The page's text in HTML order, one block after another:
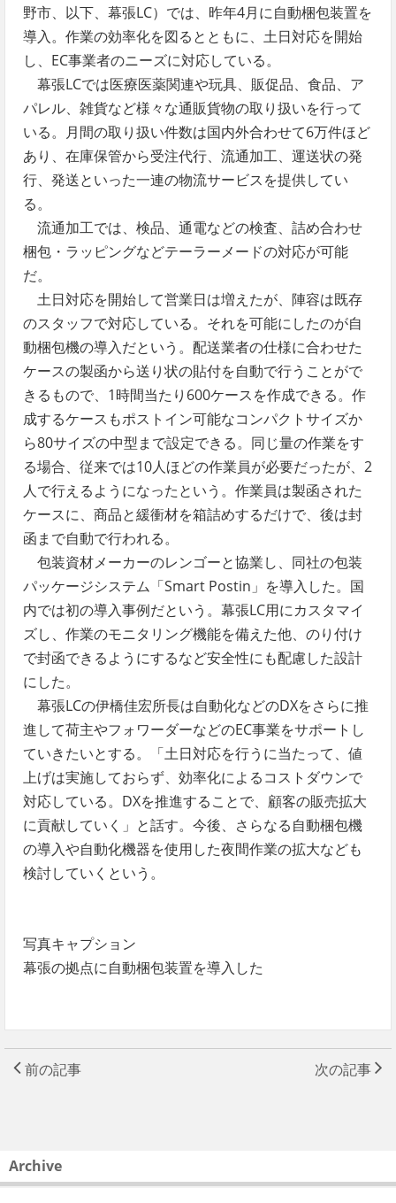
野市、以下、幕張LC）では、昨年4月に自動梱包装置を
導入。作業の効率化を図るとともに、土日対応を開始
し、EC事業者のニーズに対応している。
幕張LCでは医療医薬関連や玩具、販促品、食品、ア
パレル、雑貨など様々な通販貨物の取り扱いを行って
いる。月間の取り扱い件数は国内外合わせて6万件ほど
あり、在庫保管から受注代行、流通加工、運送状の発
行、発送といった一連の物流サービスを提供してい
る。
流通加工では、検品、通電などの検査、詰め合わせ
梱包・ラッピングなどテーラーメードの対応が可能
だ。
土日対応を開始して営業日は増えたが、陣容は既存
のスタッフで対応している。それを可能にしたのが自
動梱包機の導入だという。配送業者の仕様に合わせた
ケースの製函から送り状の貼付を自動で行うことがで
きるもので、1時間当たり600ケースを作成できる。作
成するケースもポストイン可能なコンパクトサイズか
ら80サイズの中型まで設定できる。同じ量の作業をす
る場合、従来では10人ほどの作業員が必要だったが、2
人で行えるようになったという。作業員は製函された
ケースに、商品と緩衝材を箱詰めするだけで、後は封
函まで自動で行われる。
包装資材メーカーのレンゴーと協業し、同社の包装
パッケージシステム「Smart Postin」を導入した。国
内では初の導入事例だという。幕張LC用にカスタマイ
ズし、作業のモニタリング機能を備えた他、のり付け
で封函できるようにするなど安全性にも配慮した設計
にした。
幕張LCの伊橋佳宏所長は自動化などのDXをさらに推
進して荷主やフォワーダーなどのEC事業をサポートし
ていきたいとする。「土日対応を行うに当たって、値
上げは実施しておらず、効率化によるコストダウンで
対応している。DXを推進することで、顧客の販売拡大
に貢献していく」と話す。今後、さらなる自動梱包機
の導入や自動化機器を使用した夜間作業の拡大なども
検討していくという。
写真キャプション
幕張の拠点に自動梱包装置を導入した
前の記事 次の記事
Archive